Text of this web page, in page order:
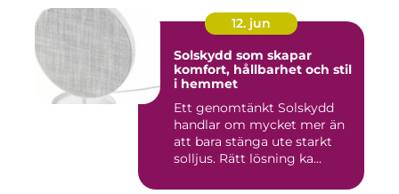
12. jun
Solskydd som skapar
komfort, hållbarhet och stil
i hemmet
Ett genomtänkt Solskydd
handlar om mycket mer än
att bara stänga ute starkt
solljus. Rätt lösning ka...